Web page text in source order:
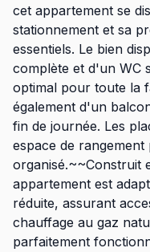
cet appartement se
stationnement et sa
essentiels. Le bien
complète et d'un WC
optimal pour toute la
également d'un
fin de journée. Les
espace de
organisé.~~Construit
appartement est
réduite, assurant
chauffage au gaz
parfaitement